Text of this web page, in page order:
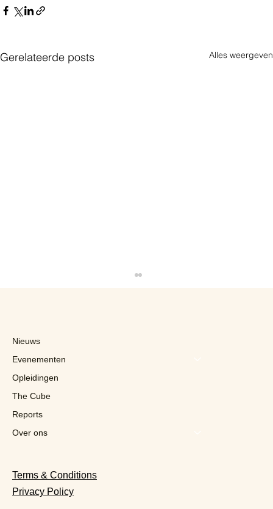
Gerelateerde posts Alles weergeven
Colruyt Professionals opent zijn eerste
Vlaamse filialen in Gent en Machelen
Nieuws
Evenementen
Opleidingen
The Cube
Reports
Over ons
Terms & Conditions
Privacy Policy